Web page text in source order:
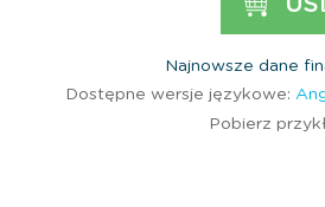
Najnowsze dane
Dostępne wersje językowe:
Pobierz